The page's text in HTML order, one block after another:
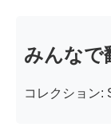
みんなで
コレクション: